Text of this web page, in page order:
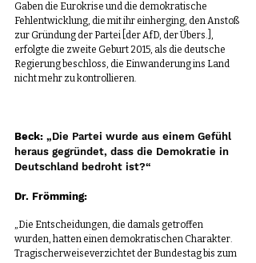
Gaben die Eurokrise und die demokratische
Fehlentwicklung, die mit ihr einherging, den Anstoß
zur Gründung der Partei [der AfD, der Übers.],
erfolgte die zweite Geburt 2015, als die deutsche
Regierung beschloss, die Einwanderung ins Land
nicht mehr zu kontrollieren.
Beck: „Die Partei wurde aus einem Gefühl
heraus gegründet, dass die Demokratie in
Deutschland bedroht ist?“
Dr. Frömming:
„Die Entscheidungen, die damals getroffen
wurden, hatten einen demokratischen Charakter.
Tragischerweiseverzichtet der Bundestag bis zum